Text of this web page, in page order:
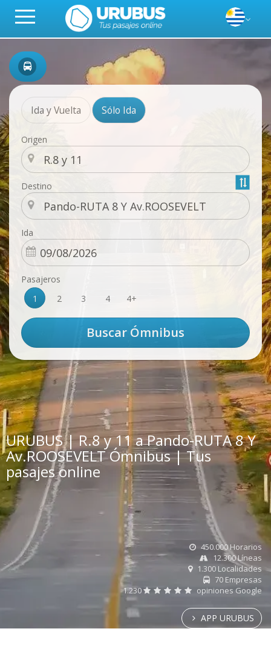
Ida y Vuelta Sólo Ida
Origen
Destino
Ida
Pasajeros
1
2 3 4 4+
URUBUS | R.8 y 11 a Pando-RUTA 8 Y
Av.ROOSEVELT Ómnibus | Tus
pasajes online
450.000 Horarios
12.300 Líneas
1.300 Localidades
70 Empresas
1.230
opiniones Google
APP URUBUS